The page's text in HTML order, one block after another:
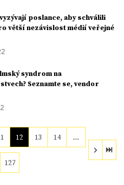
poslance, aby schválili
větší nezávislost médií veřejné
syndrom na
Seznamte se, vendor
12 13 14 …
127